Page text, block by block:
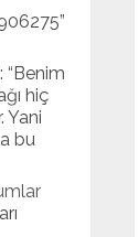
”
: “Benim
hiç
Yani
bu